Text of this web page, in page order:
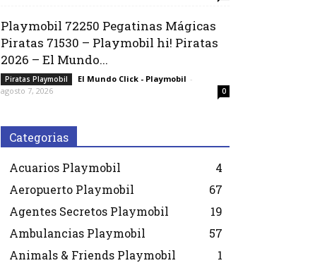
Playmobil 72250 Pegatinas Mágicas
Piratas 71530 – Playmobil hi! Piratas
2026 – El Mundo...
Piratas Playmobil El Mundo Click - Playmobil -
agosto 7, 2026
0
Categorias
Acuarios Playmobil
4
Aeropuerto Playmobil
67
Agentes Secretos Playmobil
19
Ambulancias Playmobil
57
Animals & Friends Playmobil
1